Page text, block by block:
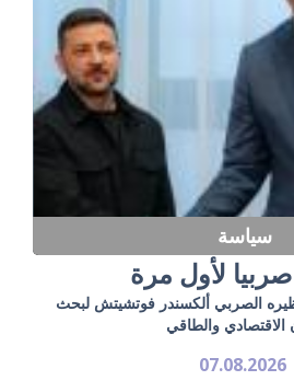
سياسة
لأول مرة
الصربي ألكسندر فوتشيتش لبحث
الاقتصادي والطاقي
07.08.2026